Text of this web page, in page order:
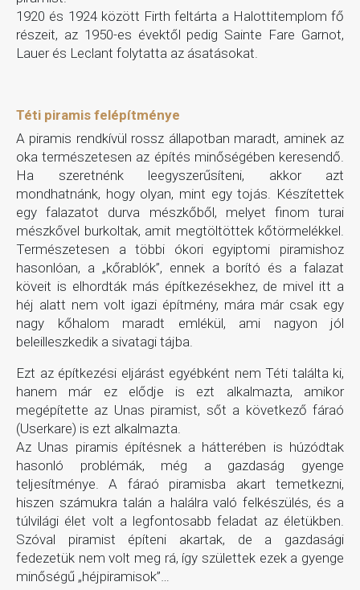
1920 és 1924 között Firth feltárta a Halottitemplom fő
részeit, az 1950-es évektől pedig Sainte Fare Garnot,
Lauer és Leclant folytatta az ásatásokat.
Téti piramis felépítménye
A piramis rendkívül rossz állapotban maradt, aminek az
oka természetesen az építés minőségében keresendő.
Ha szeretnénk leegyszerűsíteni, akkor azt
mondhatnánk, hogy olyan, mint egy tojás. Készítettek
egy falazatot durva mészkőből, melyet finom turai
mészkővel burkoltak, amit megtöltöttek kőtörmelékkel.
Természetesen a többi ókori egyiptomi piramishoz
hasonlóan, a „kőrablók”, ennek a borító és a falazat
köveit is elhordták más építkezésekhez, de mivel itt a
héj alatt nem volt igazi építmény, mára már csak egy
nagy kőhalom maradt emlékül, ami nagyon jól
beleilleszkedik a sivatagi tájba.
Ezt az építkezési eljárást egyébként nem Téti találta ki,
hanem már ez elődje is ezt alkalmazta, amikor
megépítette az Unas piramist, sőt a következő fáraó
(Userkare) is ezt alkalmazta.
Az Unas piramis építésnek a hátterében is húzódtak
hasonló problémák, még a gazdaság gyenge
teljesítménye. A fáraó piramisba akart temetkezni,
hiszen számukra talán a halálra való felkészülés, és a
túlvilági élet volt a legfontosabb feladat az életükben.
Szóval piramist építeni akartak, de a gazdasági
fedezetük nem volt meg rá, így születtek ezek a gyenge
minőségű „héjpiramisok”…